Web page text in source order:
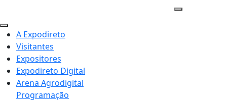
A Expodireto
Visitantes
Expositores
Expodireto Digital
Arena Agrodigital
Programação